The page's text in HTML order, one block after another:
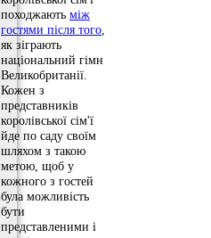
походжають між
гостями після того,
як зіграють
національний гімн
Великобританії.
Кожен з
представників
королівської сім'ї
йде по саду своїм
шляхом з такою
метою, щоб у
кожного з гостей
була можливість
бути
представленими і